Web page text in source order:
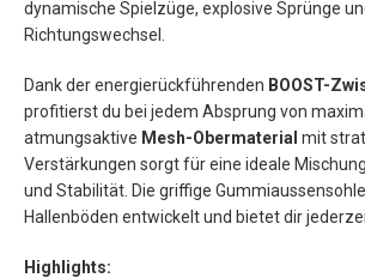
dynamische Spielzüge, explosive Sprünge
Richtungswechsel.
Dank der energierückführenden BOOST-
profitierst du bei jedem Absprung von
atmungsaktive Mesh-Obermaterial mit
Verstärkungen sorgt für eine ideale
und Stabilität. Die griffige
Hallenböden entwickelt und bietet dir
Highlights: